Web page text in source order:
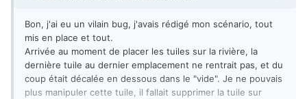
Bon, j'ai eu un vilain bug, j'avais rédigé mon scénario, tout
mis en place et tout.
Arrivée au moment de placer les tuiles sur la rivière, la
dernière tuile au dernier emplacement ne rentrait pas, et du
coup était décalée en dessous dans le "vide". Je ne pouvais
plus manipuler cette tuile, il fallait supprimer la tuile sur